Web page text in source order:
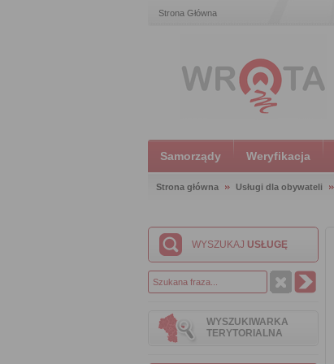
Strona Główna
Samorządy Weryfikacja
Strona główna Usługi dla obywateli
WYSZUKAJ USŁUGĘ
WYSZUKIWARKA
TERYTORIALNA